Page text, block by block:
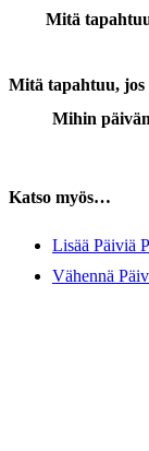
Mitä
Mitä tapahtuu, jos
Mihin
Katso myös…
Lisää Päiviä
Vähennä